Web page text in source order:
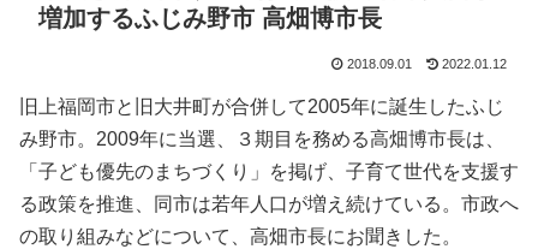
増加するふじみ野市 高畑博市長
2018.09.01 2022.01.12
旧上福岡市と旧大井町が合併して2005年に誕生したふじ
み野市。 2009年に当選、３期目を務める高畑博市長は、
「子ども優先のまちづくり」を掲げ、子育て世代を支援す
る政策を推進、同市は若年人口が増え続けている。市政へ
の取り組みなどについて、高畑市長にお聞きした。